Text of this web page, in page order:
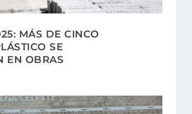
MÁS DE CINCO
SE
EN OBRAS